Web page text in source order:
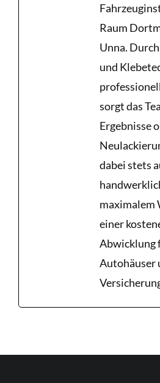
Raum
Unna.
und
sorgt das
Ergebnisse
dabei stets
maximalem
einer
Abwicklung
Autohäuser